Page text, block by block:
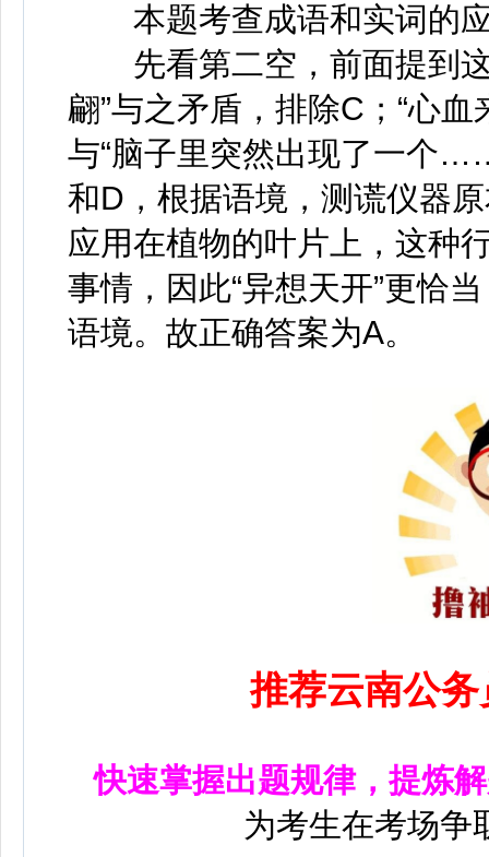
本题考查成语和实词的
先看第二空，前面提到这
翩”与之矛盾，排除C；“心
与“脑子里突然出现了一个
和D，根据语境，测谎仪器
应用在植物的叶片上，这种
事情，因此“异想天开”更恰
语境。故正确答案为A。
推荐云南公
快速掌握出题规律，提炼
为考生在考场争